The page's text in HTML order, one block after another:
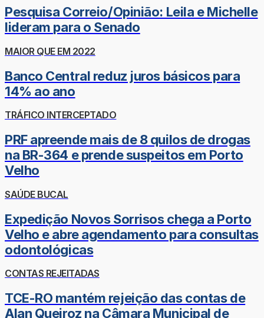
Pesquisa Correio/Opinião: Leila e Michelle
lideram para o Senado
MAIOR QUE EM 2022
Banco Central reduz juros básicos para
14% ao ano
TRÁFICO INTERCEPTADO
PRF apreende mais de 8 quilos de drogas
na BR-364 e prende suspeitos em Porto
Velho
SAÚDE BUCAL
Expedição Novos Sorrisos chega a Porto
Velho e abre agendamento para consultas
odontológicas
CONTAS REJEITADAS
TCE-RO mantém rejeição das contas de
Alan Queiroz na Câmara Municipal de